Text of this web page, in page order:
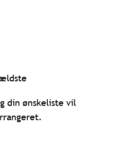
din ønskeliste vil